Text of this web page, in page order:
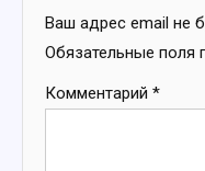
Ваш адрес email не
Обязательные поля
Комментарий *